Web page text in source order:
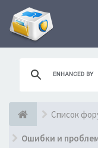
Список
Ошибки и